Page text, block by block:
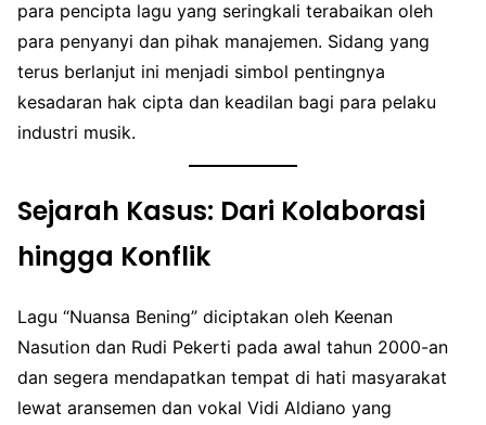
para pencipta lagu yang seringkali terabaikan oleh
para penyanyi dan pihak manajemen. Sidang yang
terus berlanjut ini menjadi simbol pentingnya
kesadaran hak cipta dan keadilan bagi para pelaku
industri musik.
Sejarah Kasus: Dari Kolaborasi
hingga Konflik
Lagu “Nuansa Bening” diciptakan oleh Keenan
Nasution dan Rudi Pekerti pada awal tahun 2000-an
dan segera mendapatkan tempat di hati masyarakat
lewat aransemen dan vokal Vidi Aldiano yang